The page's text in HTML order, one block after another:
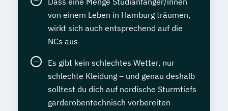
von einem Leben in Hamburg träumen,
wirkt sich auch entsprechend auf die
NCs aus
Es gibt kein schlechtes Wetter, nur
schlechte Kleidung – und genau deshalb
solltest du dich auf nordische Sturmtiefs
garderobentechnisch vorbereiten